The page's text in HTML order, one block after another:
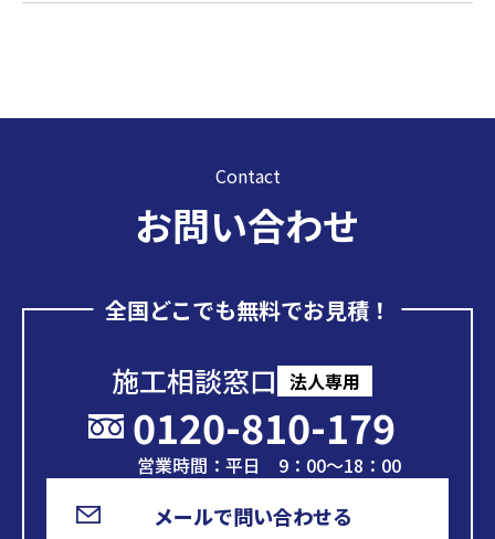
Contact
お問い合わせ
全国どこでも無料でお見積！
施工相談窓口 法人専用
0120-810-179
営業時間：平日 9：00～18：00
メールで問い合わせる